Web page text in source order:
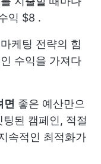
익 $8 .
케팅 전략의 힘
수익을 가져다
면 좋은 예산만으
된 캠페인, 적절
속적인 최적화가